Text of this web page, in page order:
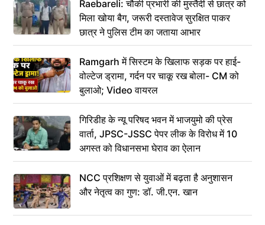
Raebareli: चौकी प्रभारी की मुस्तैदी से छात्र को
मिला खोया बैग, जरूरी दस्तावेज सुरक्षित पाकर
छात्र ने पुलिस टीम का जताया आभार
Ramgarh में सिस्टम के खिलाफ सड़क पर हाई-
वोल्टेज ड्रामा, गर्दन पर चाकू रख बोला- CM को
बुलाओ; Video वायरल
गिरिडीह के न्यू परिषद भवन में भाजयुमो की प्रेस
वार्ता, JPSC-JSSC पेपर लीक के विरोध में 10
अगस्त को विधानसभा घेराव का ऐलान
NCC प्रशिक्षण से युवाओं में बढ़ता है अनुशासन
और नेतृत्व का गुण: डॉ. जी.एन. खान